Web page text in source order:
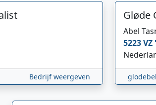
Bedrijf weergeven
Gløde
Abel
5223 VZ